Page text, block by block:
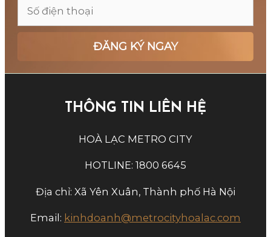
THÔNG TIN LIÊN HỆ
HOÀ LẠC METRO CITY
HOTLINE: 1800 6645
Địa chỉ: Xã Yên Xuân, Thành phố Hà Nội
Email: kinhdoanh@metrocityhoalac.com